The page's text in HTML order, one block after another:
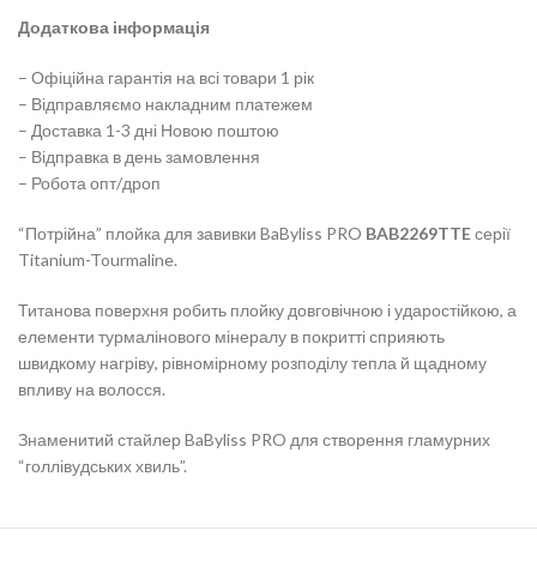
Додаткова інформація
– Офіційна гарантія на всі товари 1 рік
– Відправляємо накладним платежем
– Доставка 1-3 дні Новою поштою
– Відправка в день замовлення
– Робота опт/дроп
“Потрійна” плойка для завивки BaByliss PRO BAB2269TTEсерії
Titanium-Tourmaline.
Титанова поверхня робить плойку довговічною і ударостійкою, а
елементи турмалінового мінералу в покритті сприяють
швидкому нагріву, рівномірному розподілу тепла й щадному
впливу на волосся.
Знаменитий стайлер BaByliss PRO для створення гламурних
“голлівудських хвиль”.